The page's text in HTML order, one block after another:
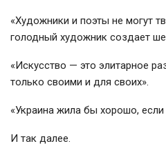
«Художники и поэты не могут
голодный художник создает
«Искусство — это элитарное
только своими и для своих».
«Украина жила бы хорошо,
И так далее.